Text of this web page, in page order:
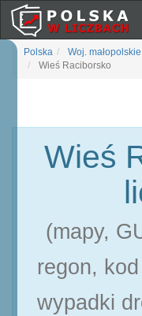
Polska Woj. małopolskie
Wieś Raciborsko
Wieś
(mapy,
regon,
wypadki